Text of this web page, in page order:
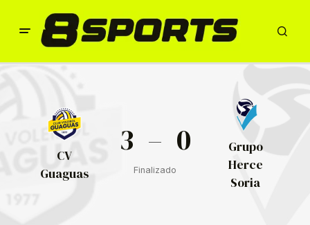
CV
Guaguas
3 – 0
Finalizado
Grupo
Herce
Soria